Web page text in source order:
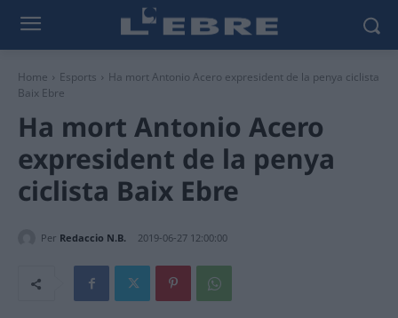
Home Esports
Ha mort Antonio Acero expresident de la penya ciclista
Baix Ebre
Ha mort Antonio Acero
expresident de la penya
ciclista Baix Ebre
Per Redaccio N.B. 2019-06-27 12:00:00